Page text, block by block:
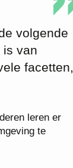
volgende
is van
facetten,
leren er
te